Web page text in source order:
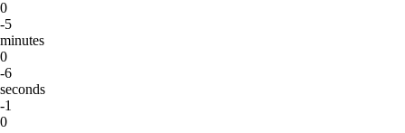
0
-5
minutes
0
-6
seconds
-1
0